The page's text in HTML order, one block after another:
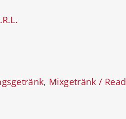
, Mixgetränk /